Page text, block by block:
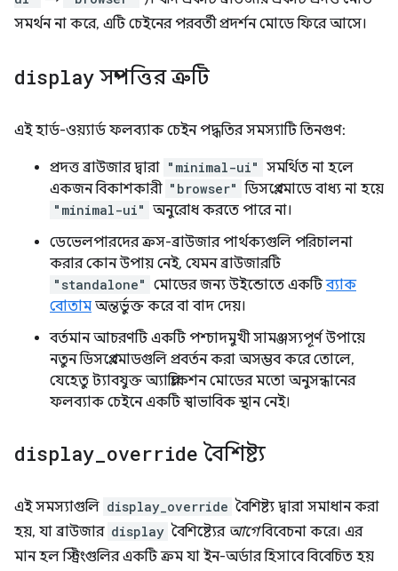
সমর্থন না করে, এটি চেইনের পরবর্তী প্রদর্শন মোডে ফিরে আসে।
display সম্পত্তির ত্রুটি
এই হার্ড-ওয়্যার্ড ফলব্যাক চেইন পদ্ধতির সমস্যাটি তিনগুণ:
প্রদত্ত ব্রাউজার দ্বারা "minimal-ui" সমর্থিত না হলে
একজন বিকাশকারী "browser" ডিসপ্লে মোডে বাধ্য না হয়ে
"minimal-ui" অনুরোধ করতে পারে না।
ডেভেলপারদের ক্রস-ব্রাউজার পার্থক্যগুলি পরিচালনা
করার কোন উপায় নেই, যেমন ব্রাউজারটি
"standalone" মোডের জন্য উইন্ডোতে একটিব্যাক
বোতাম অন্তর্ভুক্ত করে বা বাদ দেয়।
বর্তমান আচরণটি একটি পশ্চাদমুখী সামঞ্জস্যপূর্ণ উপায়ে
নতুন ডিসপ্লে মোডগুলি প্রবর্তন করা অসম্ভব করে তোলে,
যেহেতু ট্যাবযুক্ত অ্যাপ্লিকেশন মোডের মতো অনুসন্ধানের
ফলব্যাক চেইনে একটি স্বাভাবিক স্থান নেই।
display override বৈশিষ্ট্য
এই সমস্যাগুলি display_override বৈশিষ্ট্য দ্বারা সমাধান করা
হয়, যা ব্রাউজার display বৈশিষ্ট্যের আগেবিবেচনা করে। এর
মান হল স্ট্রিংগুলির একটি ক্রম যা ইন-অর্ডার হিসাবে বিবেচিত হয়